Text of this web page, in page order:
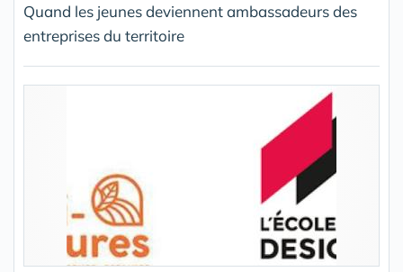
Quand les jeunes deviennent ambassadeurs des
entreprises du territoire